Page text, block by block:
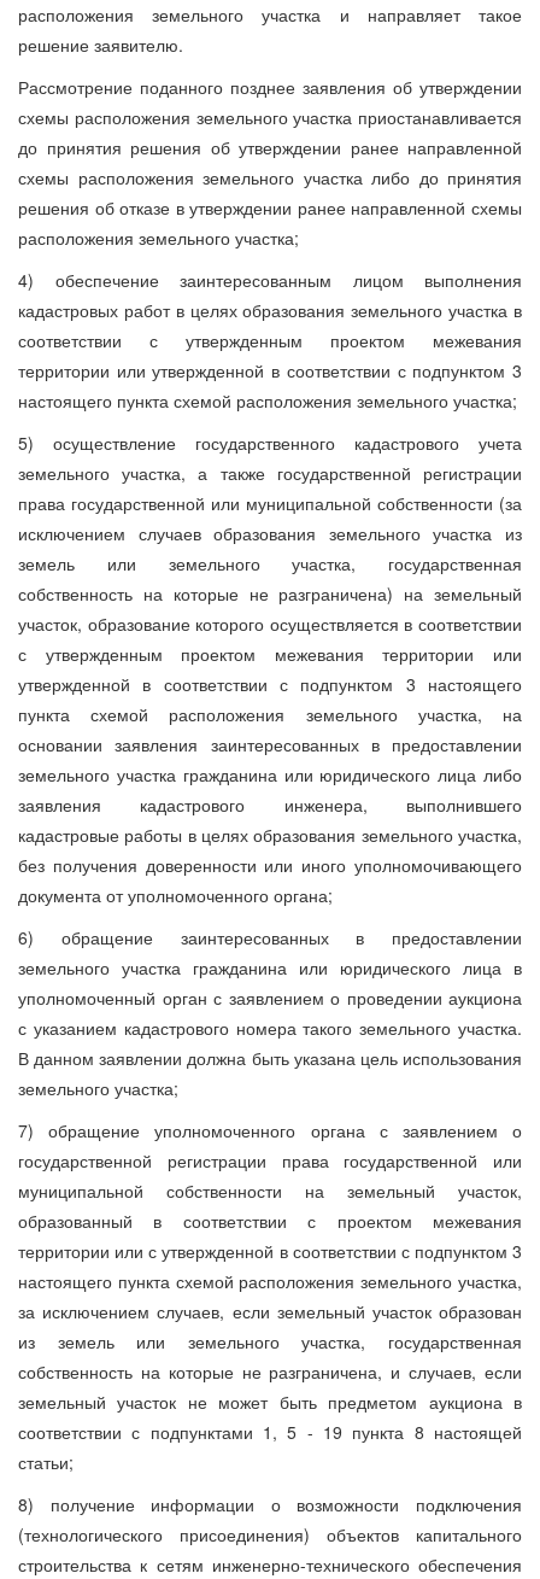
расположения земельного участка и направляет такое
решение заявителю.
Рассмотрение поданного позднее заявления об утверждении
схемы расположения земельного участка приостанавливается
до принятия решения об утверждении ранее направленной
схемы расположения земельного участка либо до принятия
решения об отказе в утверждении ранее направленной схемы
расположения земельного участка;
4) обеспечение заинтересованным лицом выполнения
кадастровых работ в целях образования земельного участка в
соответствии с утвержденным проектом межевания
территории или утвержденной в соответствии с подпунктом 3
настоящего пункта схемой расположения земельного участка;
5) осуществление государственного кадастрового учета
земельного участка, а также государственной регистрации
права государственной или муниципальной собственности (за
исключением случаев образования земельного участка из
земель или земельного участка, государственная
собственность на которые не разграничена) на земельный
участок, образование которого осуществляется в соответствии
с утвержденным проектом межевания территории или
утвержденной в соответствии с подпунктом 3 настоящего
пункта схемой расположения земельного участка, на
основании заявления заинтересованных в предоставлении
земельного участка гражданина или юридического лица либо
заявления кадастрового инженера, выполнившего
кадастровые работы в целях образования земельного участка,
без получения доверенности или иного уполномочивающего
документа от уполномоченного органа;
6) обращение заинтересованных в предоставлении
земельного участка гражданина или юридического лица в
уполномоченный орган с заявлением о проведении аукциона
с указанием кадастрового номера такого земельного участка.
В данном заявлении должна быть указана цель использования
земельного участка;
7) обращение уполномоченного органа с заявлением о
государственной регистрации права государственной или
муниципальной собственности на земельный участок,
образованный в соответствии с проектом межевания
территории или с утвержденной в соответствии с подпунктом 3
настоящего пункта схемой расположения земельного участка,
за исключением случаев, если земельный участок образован
из земель или земельного участка, государственная
собственность на которые не разграничена, и случаев, если
земельный участок не может быть предметом аукциона в
соответствии с подпунктами 1, 5 - 19 пункта 8 настоящей
статьи;
8) получение информации о возможности подключения
(технологического присоединения) объектов капитального
строительства к сетям инженерно-технического обеспечения